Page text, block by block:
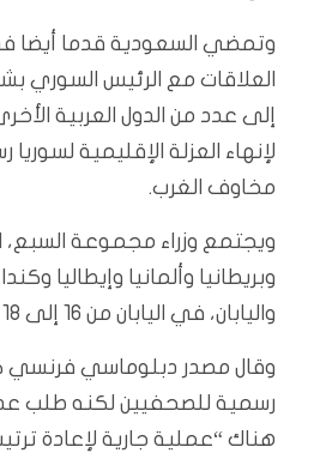
وتمضي السعودية قدما أيضا
العلاقات مع الرئيس السوري
إلى عدد من الدول العربية
لإنهاء العزلة الإقليمية
مخاوف الغرب.
ويجتمع وزراء مجموعة السبع،
وبريطانيا وألمانيا وإيطاليا
واليابان، في اليابان من 16 إلى 18 أبريل نسيان.
وقال مصدر دبلوماسي فرنسي
رسمية للصحفيين لكنه طلب
هناك “عملية جارية لإعادة